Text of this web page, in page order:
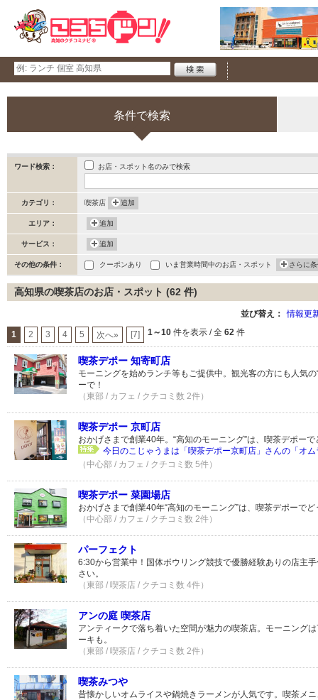
条件で検索
ワード検索： お店・スポット名のみで検索
カテゴリ： 喫茶店 追加
エリア： 追加
サービス： 追加
その他の条件： クーポンあり いま営業時間中のお店・スポット さらに
高知県の喫茶店のお店・スポット (62 件)
並び替え： 情報更
1 2 3 4 5 次へ» [7] 1～10 件を表示 / 全 62 件
喫茶デポー 知寄町店
モーニングを始めランチ等もご提供中。観光客の方にも人気
ーで！
（東部 / カフェ / クチコミ数 2件）
喫茶デポー 京町店
おかげさまで創業40年。“高知のモーニング”は、喫茶デポーで
今日のこじゃうまは「喫茶デポー京町店」さんの「オ
（中心部 / カフェ / クチコミ数 5件）
喫茶デポー 菜園場店
おかげさまで創業40年“高知のモーニング”は、喫茶デポーでど
（中心部 / カフェ / クチコミ数 2件）
パーフェクト
6:30から営業中！国体ボウリング競技で優勝経験ありの店主
さい。
（東部 / 喫茶店 / クチコミ数 4件）
アンの庭 喫茶店
アンティークで落ち着いた空間が魅力の喫茶店。モーニング
ーキも。
（東部 / 喫茶店 / クチコミ数 2件）
喫茶みつや
昔懐かしいオムライスや鍋焼きラーメンが人気です。喫茶メ